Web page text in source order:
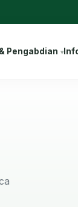
Pengabdian